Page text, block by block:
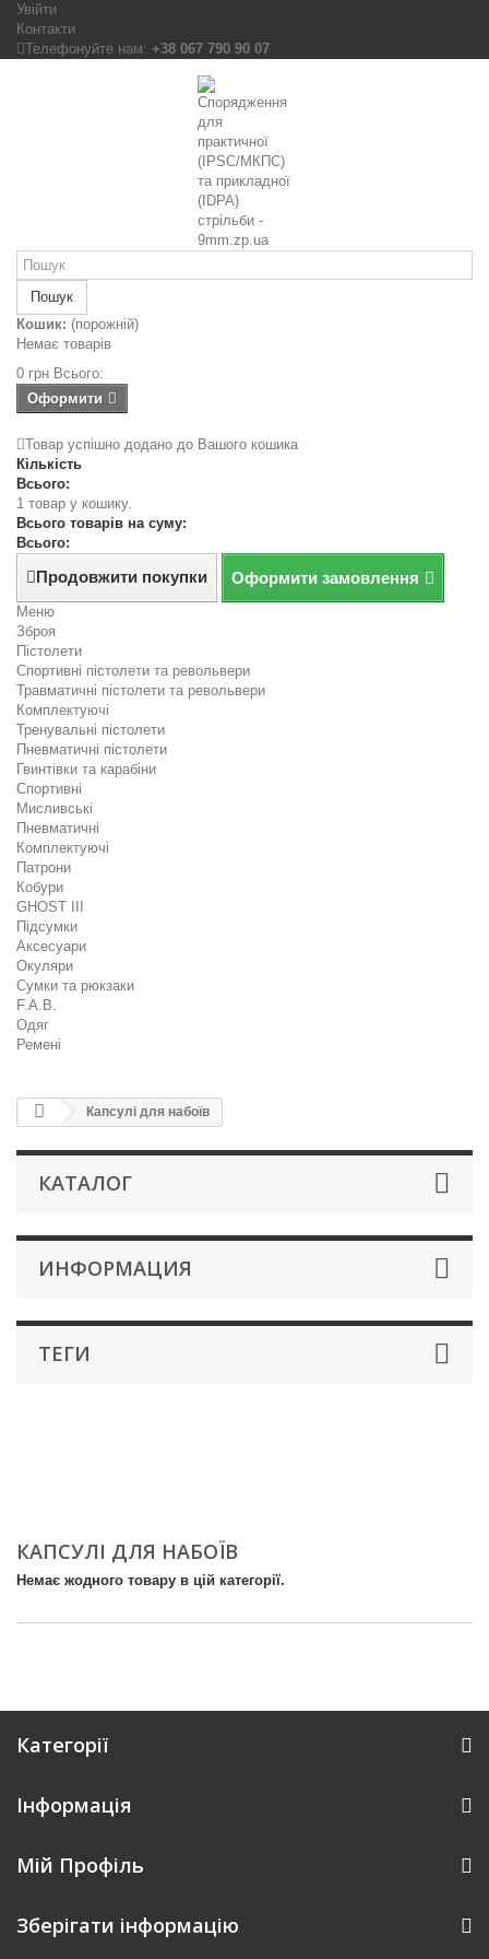
Увійти
Контакти
Телефонуйте нам: +38 067 790 90 07
Пошук
Кошик: (порожній)
Немає товарів
0 грн Всього:
Оформити
Товар успішно додано до Вашого кошика
Кількість
Всього:
1 товар у кошику.
Всього товарів на суму:
Всього:
Продовжити покупки Оформити замовлення
Меню
Зброя
Пістолети
Спортивні пістолети та револьвери
Травматичні пістолети та револьвери
Комплектуючі
Тренувальні пістолети
Пневматичні пістолети
Гвинтівки та карабіни
Спортивні
Мисливські
Пневматичні
Комплектуючі
Патрони
Кобури
GHOST III
Підсумки
Аксесуари
Окуляри
Сумки та рюкзаки
F.A.B.
Одяг
Ремені
Капсулі для набоїв
КАТАЛОГ
ИНФОРМАЦИЯ
ТЕГИ
КАПСУЛІ ДЛЯ НАБОЇВ
Немає жодного товару в цій категорії.
Категорії
Інформація
Мій Профіль
Зберігати інформацію